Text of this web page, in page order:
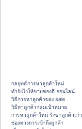
กลยุทธ์การหาลูกค้าใหม่
ทํายังไงให้ขายของดี ออนไลน์
วิธีการหาลูกค้าของ sale
วิธีหาลูกค้ากลุ่มเป้าหมาย
การหาลูกค้าใหม่ รักษาลูกค้าเก่า
ช่องทางการเข้าถึงลูกค้า